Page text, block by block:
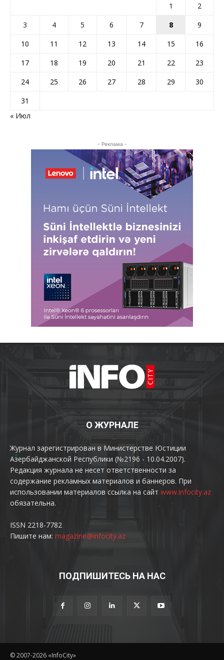
1
2
3
4 5 6 7 8
9
10
11 12 13 14 15
16
17
18 19 20 21 22
23
24
25 26 27 28 29
30
31
« Июл
- Реклама -
О ЖУРНАЛЕ
Журнал зарегистрирован в Министерстве Юстиции
Азербайджанской Республики (№2196 - 10.04.2007).
Редакция журнала не несет ответственности за
содержание рекламных материалов и баннеров. При
использовании материалов ссылка на сайт www.infocity.az
обязательна.
ISSN 2218-7782
Пишите нам: magazine@infocity.az
ПОДПИШИТЕСЬ НА НАС
© 2007-2026 «InfoCity»